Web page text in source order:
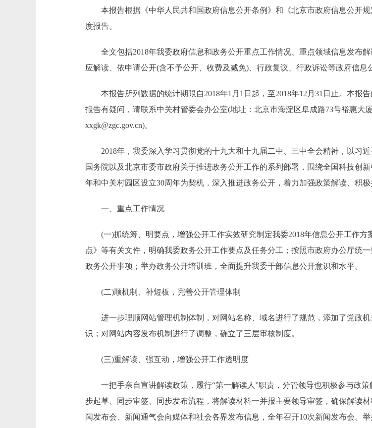
本报告根据《中华人民共和国政府信息公开条例》和《北京市政府信息公开规
度报告。
全文包括2018年我委政府信息和政务公开重点工作情况、重点领域信息发布解
应解读、依申请公开(含不予公开、收费及减免)、行政复议、行政诉讼等政府信息
本报告所列数据的统计期限自2018年1月1日起，至2018年12月31日止。本报告
报告有疑问，请联系中关村管委会办公室(地址：北京市海淀区阜成路73号裕惠大
xxgk@zgc.gov.cn)。
2018年，我委深入学习贯彻党的十九大和十九届二中、三中全会精神，以习近
国务院以及北京市委市政府关于推进政务公开工作的系列部署，围绕全国科技创
年和中关村园区设立30周年为契机，深入推进政务公开，着力加强政策解读、积
一、重点工作情况
(一)抓统筹、明要点，增强公开工作实效研究制定我委2018年信息公开工作方
点》等有关文件，明确我委政务公开工作要点及任务分工；按照市政府办公厅统
政务公开事项；举办政务公开培训班，全面提升我委干部信息公开意识和水平。
(二)顺机制、补短板，完善公开管理体制
进一步理顺网站管理机制体制，对网站名称、域名进行了规范，添加了党政机
识；对网站内容发布机制进行了调整，确立了三层审核制度。
(三)重解读、强互动，增强公开工作透明度
一把手亲自宣讲解读政策，履行“第一解读人”职责，分管领导也积极参与政策
步起草、同步审签、同步发布流程，将解读材料一并报主要领导审签，确保解读
闻发布会、新闻通气会向媒体和社会各界发布信息，全年召开10次新闻发布会。